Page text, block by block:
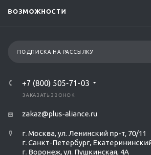
ВОЗМОЖНОСТИ
ПОДПИСКА НА РАССЫЛКУ
+7 (800) 505-71-03
ЗАКАЗАТЬ ЗВОНОК
zakaz@plus-aliance.ru
г. Москва, ул. Ленинский пр-т, 70/11
г. Санкт-Петербург,
г. Воронеж, ул. Пушкинская, 4А